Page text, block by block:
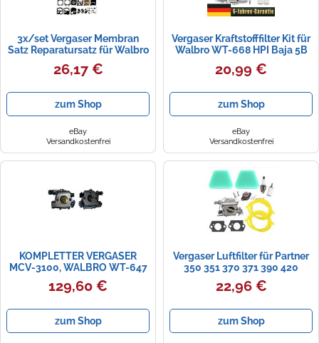
3x/set Vergaser Membran
Satz Reparatursatz für Walbro
D10-WAT WA WT Dolmar Solo
26,17 €
zum Shop
eBay
Versandkostenfrei
Vergaser Kraftstofffilter Kit für
Walbro WT-668 HPI Baja 5B
SS 5T FG Zenoah Cy
20,99 €
zum Shop
eBay
Versandkostenfrei
KOMPLETTER VERGASER
MCV-3100, WALBRO WT-647
129,60 €
zum Shop
Vergaser Luftfilter für Partner
350 351 370 371 390 420
McCulloch 333 335 338
22,96 €
zum Shop